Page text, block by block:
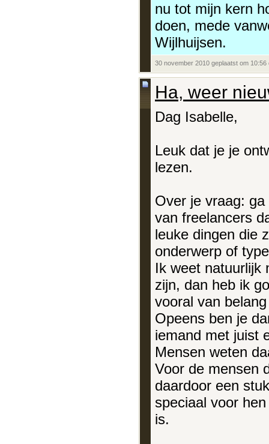
nu tot mijn kern
doen, mede
Wijlhuijsen.
30 november 2010 geplaatst om
Ha, weer
Dag Isabelle,
Leuk dat je je
lezen.
Over je vraag:
van freelancers
leuke dingen die
onderwerp of
Ik weet natuurlijk
zijn, dan heb ik
vooral van
Opeens ben je
iemand met juist
Mensen weten
Voor de mensen
daardoor een
speciaal voor
is.